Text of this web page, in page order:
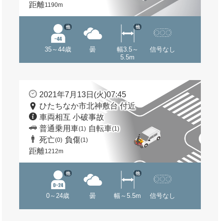
距離1190m
35～44歳
他
曇
幅3.5～
5.5m
他
信号なし
2021年7月13日(火)07:45
ひたちなか市北神敷台 付近
車両相互 小破事故
普通乗用車(1) 自転車(1)
死亡(0) 負傷(1)
距離1212m
0～24歳
他
曇 幅～5.5m
他
信号なし